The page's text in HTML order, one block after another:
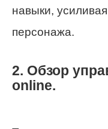
навыки,
персонажа.
2. Обзор
online.